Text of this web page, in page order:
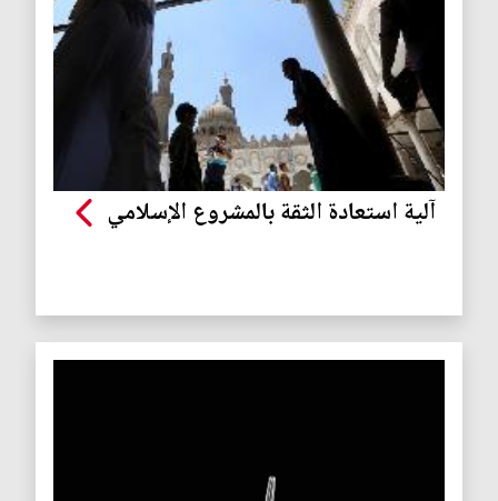
آلية استعادة الثقة بالمشروع الإسلامي